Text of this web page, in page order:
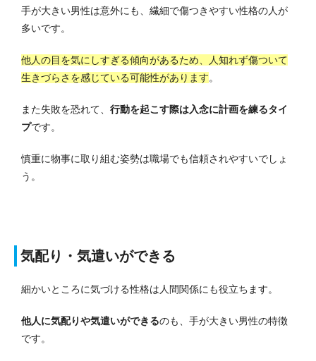
手が大きい男性は意外にも、繊細で傷つきやすい性格の人が
多いです。
他人の目を気にしすぎる傾向があるため、人知れず傷ついて
生きづらさを感じている可能性があります。
また失敗を恐れて、 行動を起こす際は入念に計画を練るタイ
プです。
慎重に物事に取り組む姿勢は職場でも信頼されやすいでしょ
う。
気配り・気遣いができる
細かいところに気づける性格は人間関係にも役立ちます。
他人に気配りや気遣いができるのも、手が大きい男性の特徴
です。